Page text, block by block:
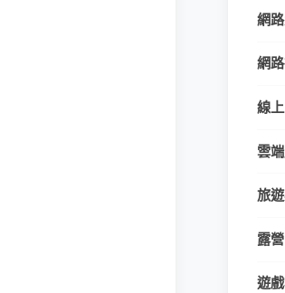
網
網
線
雲
旅
露
遊